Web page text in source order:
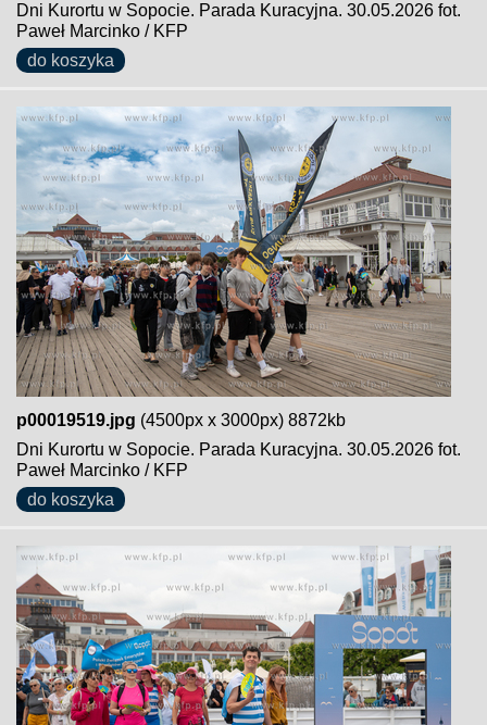
Dni Kurortu w Sopocie. Parada Kuracyjna. 30.05.2026 fot.
Paweł Marcinko / KFP
do koszyka
p00019519.jpg (4500px x 3000px) 8872kb
Dni Kurortu w Sopocie. Parada Kuracyjna. 30.05.2026 fot.
Paweł Marcinko / KFP
do koszyka